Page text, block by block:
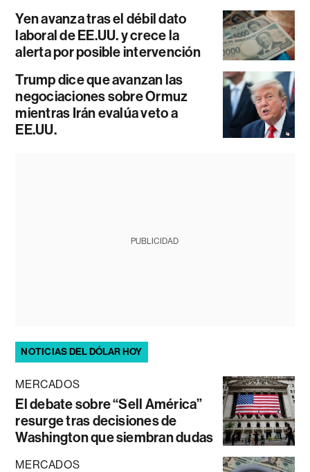
Yen avanza tras el débil dato
laboral de EE.UU. y crece la
alerta por posible intervención
Trump dice que avanzan las
negociaciones sobre Ormuz
mientras Irán evalúa veto a
EE.UU.
PUBLICIDAD
NOTICIAS DEL DÓLAR HOY
MERCADOS
El debate sobre “Sell América”
resurge tras decisiones de
Washington que siembran dudas
MERCADOS